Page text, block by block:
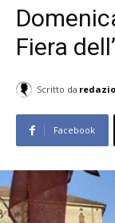
Fiera
Scritto da
Facebook